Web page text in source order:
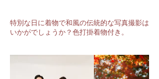
特別な日に着物で和風の伝統的な写真撮影は
いかがでしょうか？色打掛着物付き。